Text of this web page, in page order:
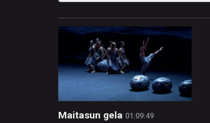
Maitasun gela 01:09:49